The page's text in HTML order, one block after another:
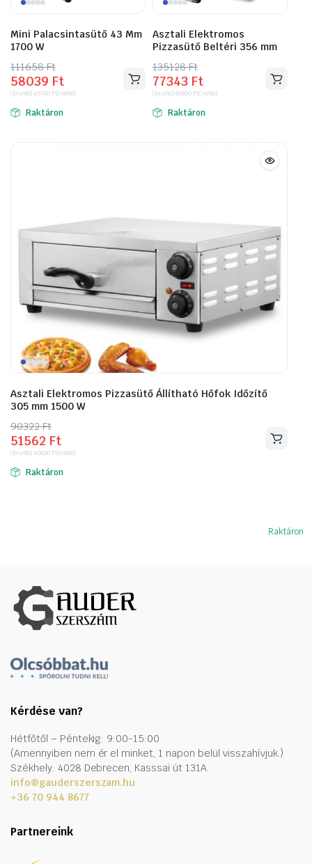
Mini Palacsintasütő 43 Mm
1700 W
111658Ft
Original
price
was:
111658 Ft.
58039 Ft
Current
price
is:
58039 Ft.
(bruttó) 45700 Ft(nettó)
Raktáron
Asztali Elektromos
Pizzasütő Beltéri 356 mm
135128Ft
Original
price
was:
135128 Ft.
77343 Ft
Current
price
is:
77343 Ft.
(bruttó)60900 Ft(nettó)
Raktáron
Asztali Elektromos Pizzasütő Állítható Hőfok Időzítő
305 mm 1500 W
90322Ft
Original
price
was:
90322 Ft.
51562 Ft
Current
price
is:
51562 Ft.
(bruttó) 40600 Ft(nettó)
Raktáron
Raktáron
Kérdése van?
Hétfőtől – Péntekig: 9:00-15:00
(Amennyiben nem ér el minket, 1 napon belül visszahívjuk.)
Székhely: 4028 Debrecen, Kasssai út 131A.
info@gauderszerszam.hu
+36 70 944 8677
Partnereink